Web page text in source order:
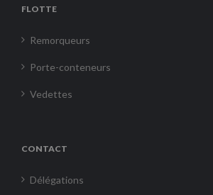
FLOTTE
Remorqueurs
Porte-conteneurs
Vedettes
CONTACT
Délégations